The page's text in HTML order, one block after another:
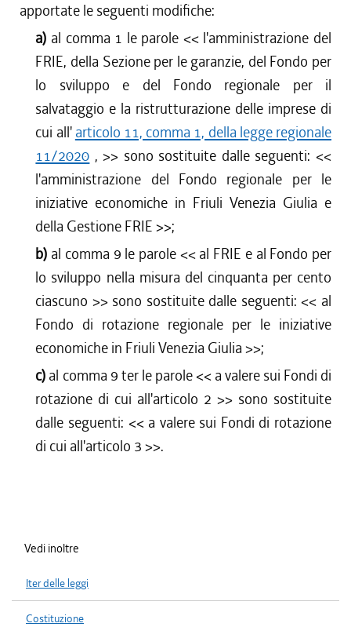
apportate le seguenti modifiche:
a) al comma 1 le parole << l'amministrazione del
FRIE, della Sezione per le garanzie, del Fondo per
lo sviluppo e del Fondo regionale per il
salvataggio e la ristrutturazione delle imprese di
cui all' articolo 11, comma 1, della legge regionale
11/2020 ,>> sono sostituite dalle seguenti: <<
l'amministrazione del Fondo regionale per le
iniziative economiche in Friuli Venezia Giulia e
della Gestione FRIE >>;
b) al comma 9 le parole << al FRIE e al Fondo per
lo sviluppo nella misura del cinquanta per cento
ciascuno >> sono sostituite dalle seguenti: << al
Fondo di rotazione regionale per le iniziative
economiche in Friuli Venezia Giulia >>;
c) al comma 9 ter le parole << a valere sui Fondi di
rotazione di cui all'articolo 2 >> sono sostituite
dalle seguenti: << a valere sui Fondi di rotazione
di cui all'articolo 3 >>.
Vedi inoltre
Iter delle leggi
Costituzione